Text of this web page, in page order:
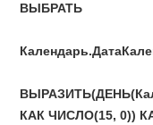
ВЫБРАТЬ
КАК ЧИСЛО(15, 0))